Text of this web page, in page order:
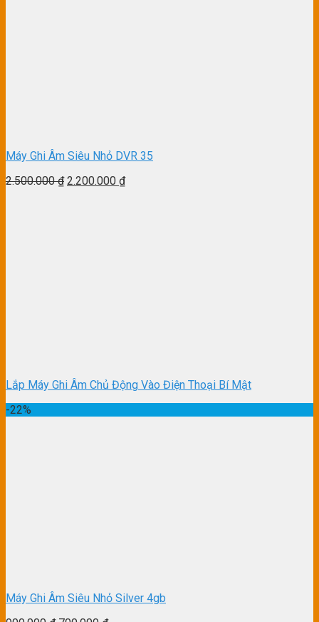
Máy Ghi Âm Siêu Nhỏ DVR 35
2.500.000₫ 2.200.000 ₫
Lắp Máy Ghi Âm Chủ Động Vào Điện Thoại Bí Mật
-22%
Máy Ghi Âm Siêu Nhỏ Silver 4gb